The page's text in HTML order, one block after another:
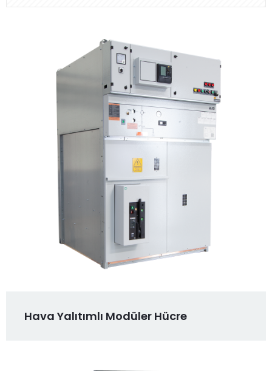
Hava Yalıtımlı Modüler Hücre